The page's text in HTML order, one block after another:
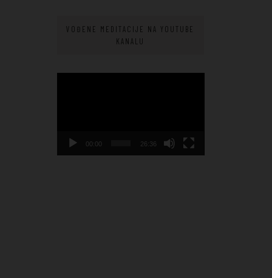
VOĐENE MEDITACIJE NA YOUTUBE
KANALU
00:00 26:36